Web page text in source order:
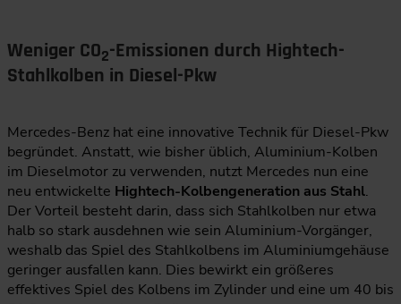
Weniger CO2-Emissionen durch Hightech-
Stahlkolben in Diesel-Pkw
Mercedes-Benz hat eine innovative Technik für Diesel-Pkw
begründet. Anstatt, wie bisher üblich, Aluminium-Kolben
im Dieselmotor zu verwenden, nutzt Mercedes nun eine
neu entwickelte Hightech-Kolbengeneration aus Stahl.
Der Vorteil besteht darin, dass sich Stahlkolben nur etwa
halb so stark ausdehnen wie sein Aluminium-Vorgänger,
weshalb das Spiel des Stahlkolbens im Aluminiumgehäuse
geringer ausfallen kann. Dies bewirkt ein größeres
effektives Spiel des Kolbens im Zylinder und eine um 40 bis